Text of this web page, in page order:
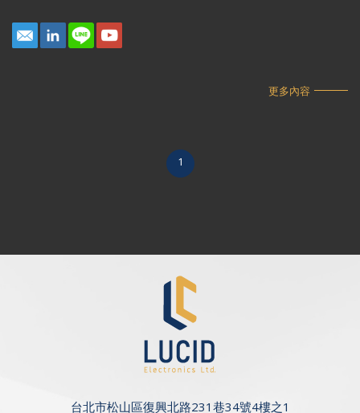
更多內容
1
台北市松山區復興北路231巷34號4樓之1